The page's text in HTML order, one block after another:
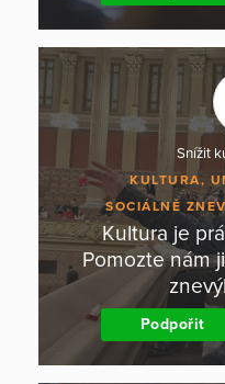
Snížit
KULTURA,
SOCIÁLNĚ
Kultura je
Pomozte nám
Podpořit